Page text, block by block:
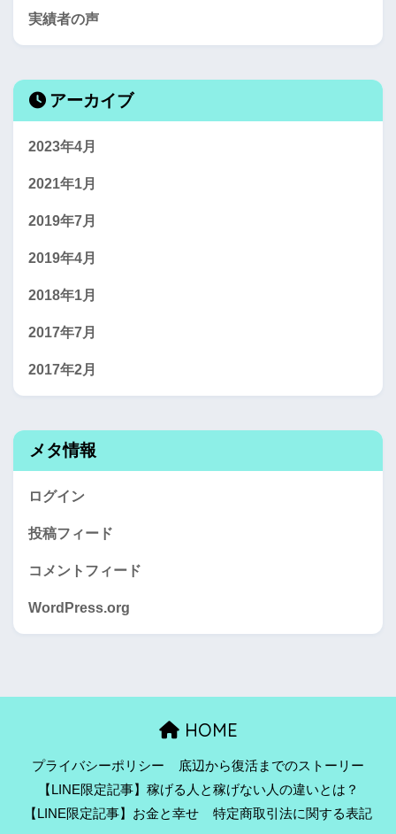
実績者の声
アーカイブ
2023年4月
2021年1月
2019年7月
2019年4月
2018年1月
2017年7月
2017年2月
メタ情報
ログイン
投稿フィード
コメントフィード
WordPress.org
HOME
プライバシーポリシー
底辺から復活までのストーリー
【LINE限定記事】稼げる人と稼げない人の違いとは？
【LINE限定記事】お金と幸せ
特定商取引法に関する表記